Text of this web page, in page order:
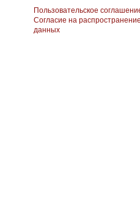
Пользовательское
Согласие на
данных